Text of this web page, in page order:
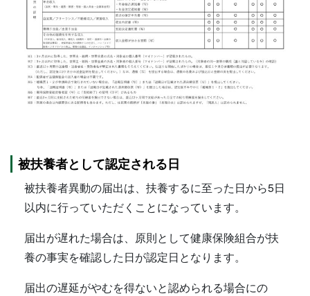
被扶養者として認定される日
被扶養者異動の届出は、扶養するに至った日から5日
以内に行っていただくことになっています。
届出が遅れた場合は、原則として健康保険組合が扶
養の事実を確認した日が認定日となります。
届出の遅延がやむを得ないと認められる場合にの